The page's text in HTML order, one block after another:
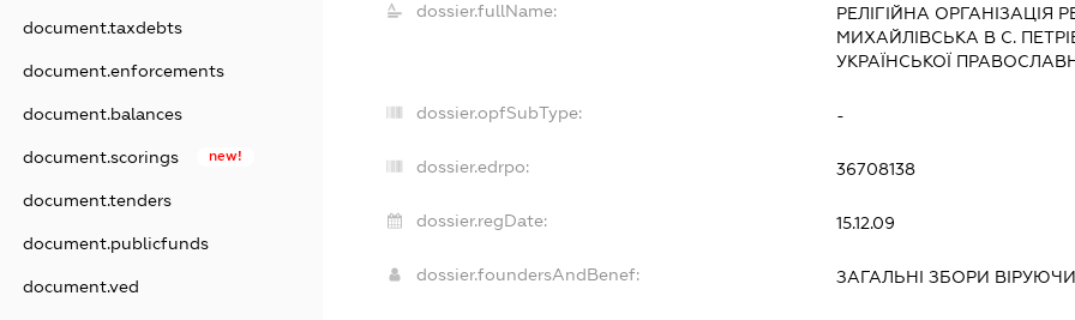
document.taxdebts
document.enforcements
document.balances
document.scorings new!
document.tenders
document.publicfunds
document.ved
dossier.fullName: РЕЛІГІЙНА ОРГАНІЗАЦІЯ
МИХАЙЛІВСЬКА В С.
УКРАЇНСЬКОЇ
dossier.opfSubType: -
dossier.edrpo: 36708138
dossier.regDate: 15.12.09
dossier.foundersAndBenef: ЗАГАЛЬНІ ЗБОРИ